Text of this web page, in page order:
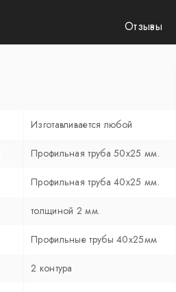
Отзывы
Изготавливается любой
Профильная труба 50х25 мм.
Профильная труба 40х25 мм.
толщиной 2 мм.
Профильные трубы 40х25мм
2 контура